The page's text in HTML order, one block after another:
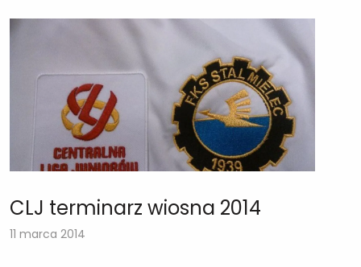
CLJ terminarz wiosna 2014
11 marca 2014